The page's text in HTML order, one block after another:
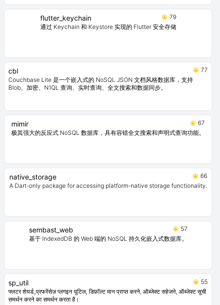
Rxdart स्ट्रीमिंग साझाक प्राथमिकता। रिएक्टिव स्ट्रीम rxdart व्रापर जो
通过 Keychain 和 Keystore 实现的 Flutter 安全存储
Couchbase Lite 是一个嵌入式的 NoSQL JSON 文档风格数据库，支持
极其强大的反应式 NoSQL 数据库，具有容错全文搜索和声明式查询功能。
A Dart-only package for accessing platform-native storage functionality.
基于 IndexedDB 的 Web 端的 NoSQL 持久化嵌入式数据库。